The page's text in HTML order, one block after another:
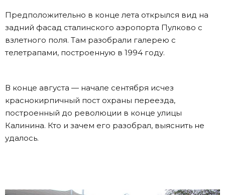
Предположительно в конце лета открылся вид на
задний фасад сталинского аэропорта Пулково с
взлетного поля. Там разобрали галерею с
телетрапами, построенную в 1994 году.
В конце августа — начале сентября исчез
краснокирпичный пост охраны переезда,
построенный до революции в конце улицы
Калинина. Кто и зачем его разобрал, выяснить не
удалось.